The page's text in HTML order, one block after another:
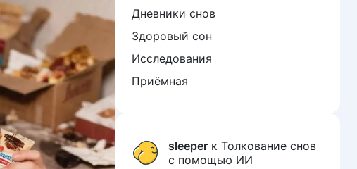
Дневники снов
Здоровый сон
Исследования
Приёмная
sleeper к Толкование снов
с помощью ИИ